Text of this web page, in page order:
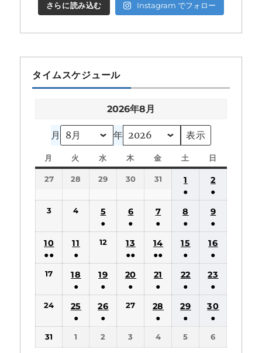
さらに読み込む Instagram でフォロー
タイムスケジュール
2026年8月
月 年
月
曜
日
火
曜
日
水
曜
日
木
曜
日
金
曜
土
曜
日
曜
27 28 29 30 31
1
●
(1
件
の
イ
ベ
ン
ト)
2
●
(1
件
の
イ
ベ
ン
ト)
3 4
5
●
(1
の
イ
ベ
ン
ト)
6
●
(1
件
の
イ
ベ
ン
7
●
(1
件
の
イ
ベ
ン
ト)
8
●
(1
件
の
イ
ベ
ン
ト)
9
●
(1
件
の
イ
ベ
ン
ト)
10
●●
(2
の
イ
ン
ト)
11
●
(1
件
の
イ
ベ
ン
ト)
12
13
●●
(2
件
の
イ
ン
ト)
14
●●
(2
件
の
イ
ベ
ン
ト)
15
●
(1
件
の
イ
ベ
ン
ト)
16
●
(1
件
の
イ
ベ
ン
ト)
17
18
●
(1
件
イ
19
●
(1
件
イ
20
●
(1
イ
21
●
(1
件
イ
22
●
(1
件
イ
23
●
(1
件
イ
24
25
●
26
●
27
28
●
29
●
30
●
31 1 2 3 4 5 6